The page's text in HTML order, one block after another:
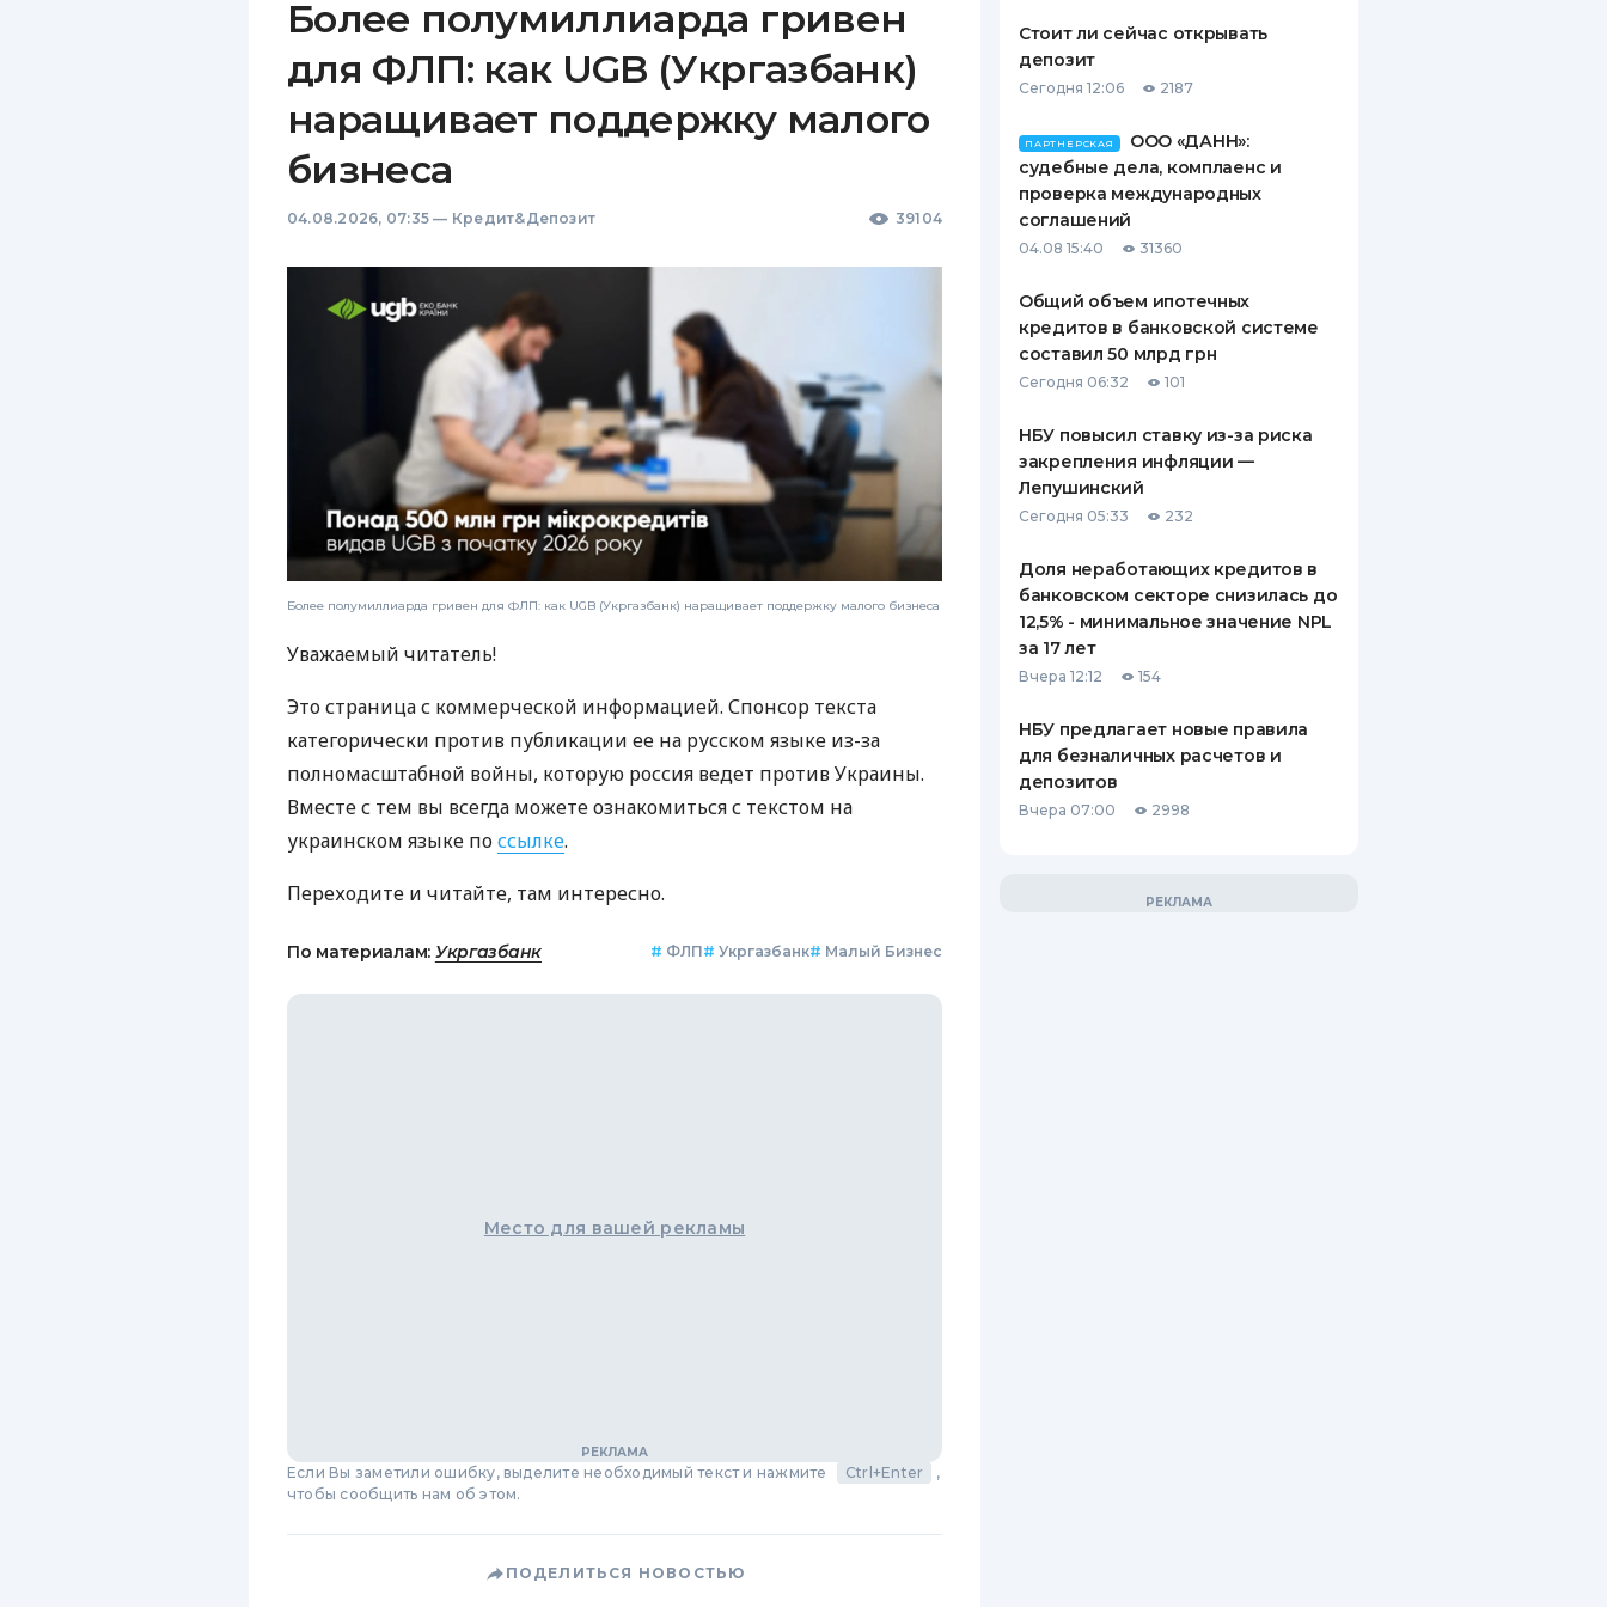
Более полумиллиарда гривен
для ФЛП: как UGB (Укргазбанк)
наращивает поддержку малого
бизнеса
04.08.2026, 07:35 — Кредит&Депозит 39104
Более полумиллиарда гривен для ФЛП: как UGB (Укргазбанк) наращивает поддержку малого бизнеса
Уважаемый читатель!
Это страница с коммерческой информацией. Спонсор текста
категорически против публикации ее на русском языке из-за
полномасштабной войны, которую россия ведет против Украины.
Вместе с тем вы всегда можете ознакомиться с текстом на
украинском языке поссылке.
Переходите и читайте, там интересно.
По материалам: Укргазбанк # ФЛП# Укргазбанк# Малый Бизнес
Место для вашей рекламы
Если Вы заметили ошибку, выделите необходимый текст и нажмите Ctrl+Enter
,
чтобы сообщить нам об этом.
ПОДЕЛИТЬСЯ НОВОСТЬЮ
Стоит ли сейчас открывать
депозит
Сегодня 12:06 2187
ПАРТНЕРСКАЯ
ООО «ДАНН»:
судебные дела, комплаенс и
проверка международных
соглашений
04.08 15:40 31360
Общий объем ипотечных
кредитов в банковской системе
составил 50 млрд грн
Сегодня 06:32 101
НБУ повысил ставку из-за риска
закрепления инфляции —
Лепушинский
Сегодня 05:33 232
Доля неработающих кредитов в
банковском секторе снизилась до
12,5% - минимальное значение NPL
за 17 лет
Вчера 12:12 154
НБУ предлагает новые правила
для безналичных расчетов и
депозитов
Вчера 07:00 2998